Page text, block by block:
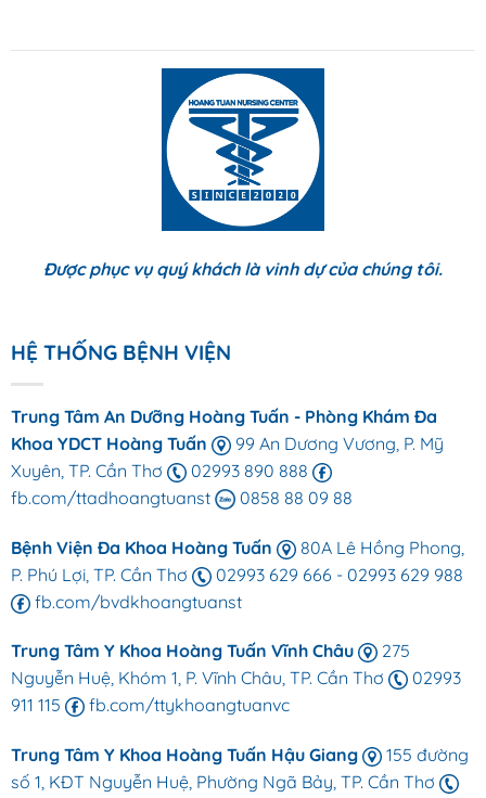
Được phục vụ quý khách là vinh dự của chúng tôi.
HỆ THỐNG BỆNH VIỆN
Trung Tâm An Dưỡng Hoàng Tuấn - Phòng Khám Đa
Khoa YDCT Hoàng Tuấn
99 An Dương Vương, P. Mỹ
Xuyên, TP. Cần Thơ
02993 890 888
fb.com/ttadhoangtuanst
0858 88 09 88
Bệnh Viện Đa Khoa Hoàng Tuấn
80A Lê Hồng Phong,
P. Phú Lợi, TP. Cần Thơ
02993 629 666 - 02993 629 988
fb.com/bvdkhoangtuanst
Trung Tâm Y Khoa Hoàng Tuấn Vĩnh Châu
275
Nguyễn Huệ, Khóm 1, P. Vĩnh Châu, TP. Cần Thơ
02993
911 115
fb.com/ttykhoangtuanvc
Trung Tâm Y Khoa Hoàng Tuấn Hậu Giang
155 đường
số 1, KĐT Nguyễn Huệ, Phường Ngã Bảy, TP. Cần Thơ